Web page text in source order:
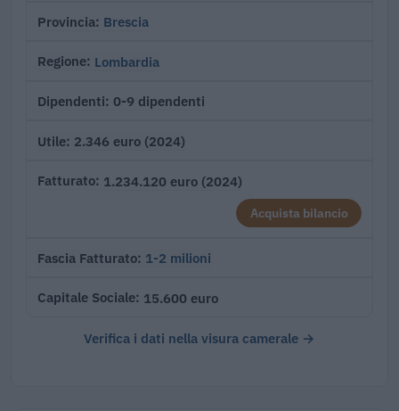
Provincia Brescia
Regione Lombardia
Dipendenti 0-9 dipendenti
Utile 2.346 euro (2024)
Fatturato 1.234.120 euro (2024)
Acquista bilancio
Fascia Fatturato 1-2 milioni
Capitale Sociale 15.600 euro
Verifica i dati nella visura camerale →